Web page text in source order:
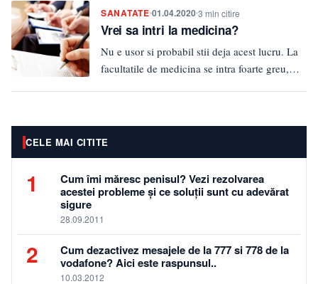
SANATATE 01.04.20203 min citire
Vrei sa intri la medicina?
Nu e usor si probabil stii deja acest lucru. La
facultatile de medicina se intra foarte greu,
CELE MAI CITITE
1
Cum îmi măresc penisul? Vezi rezolvarea
acestei probleme și ce soluții sunt cu adevărat
sigure
28.09.2011
2
Cum dezactivez mesajele de la 777 si 778 de la
vodafone? Aici este raspunsul..
10.03.2012